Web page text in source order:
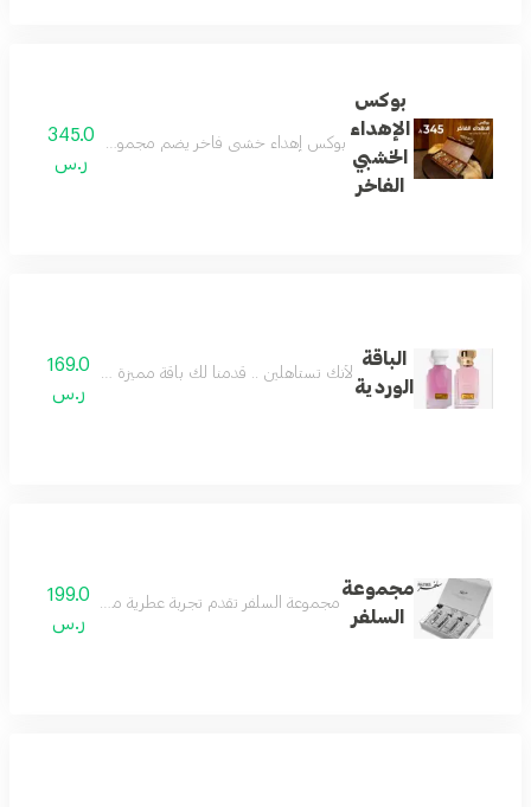
بوكس
الإهداء
الخشبي
الفاخر
بوكس إهداء خشبي فاخر يضم مجموعة عطور جميلة
345.0
ر.س
الباقة
الوردية
لأنك تستاهلين .. قدمنا لك باقة مميزة وفريدة
169.0
ر.س
مجموعة
السلفر
مجموعة السلفر تقدم تجربة عطرية متكاملة تجمع بين
199.0
ر.س